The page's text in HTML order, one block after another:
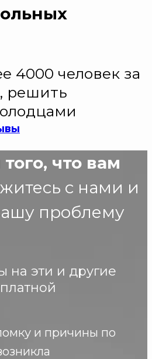
4000 человек за
решить
что вам
с нами и
проблему
на эти и другие
и причины по